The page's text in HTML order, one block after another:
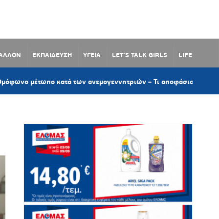
ΕΚΠΑΙΔΕΥΣΗ ΥΓΕΙΑ LET’S TALK GIRLS LIFE
κατά των ανεμογεννητριών – Τι αποφάσισε το Δημοτικό